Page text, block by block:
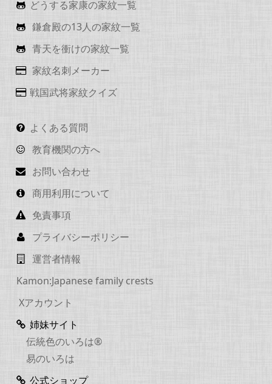
どうする家康の家紋一覧
鎌倉殿の13人の家紋一覧
青天を衝けの家紋一覧
家紋名刺メーカー
戦国武将家紋クイズ
よくある質問
教育機関の方へ
お問い合わせ
商用利用について
免責事項
プライバシーポリシー
運営者情報
Kamon:Japanese family crests
Xアカウント
姉妹サイト
伝統色のいろは®
易のいろは
公式ショップ